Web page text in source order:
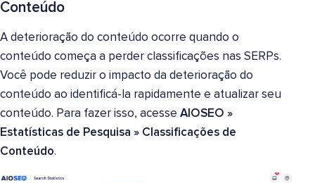
Conteúdo
A deterioração do conteúdo ocorre quando o
conteúdo começa a perder classificações nas SERPs.
Você pode reduzir o impacto da deterioração do
conteúdo ao identificá-la rapidamente e atualizar seu
conteúdo. Para fazer isso, acesse AIOSEO »
Estatísticas de Pesquisa » Classificações de
Conteúdo.